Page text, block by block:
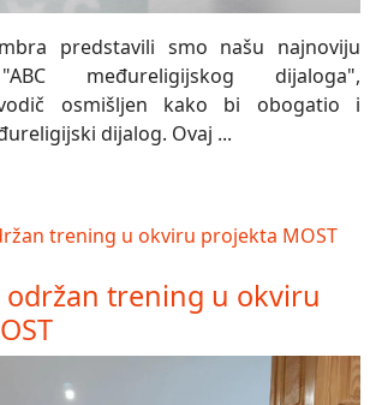
predstavili smo našu najnoviju
međureligijskog dijaloga",
osmišljen kako bi obogatio i
dijalog. Ovaj ...
održan trening u okviru